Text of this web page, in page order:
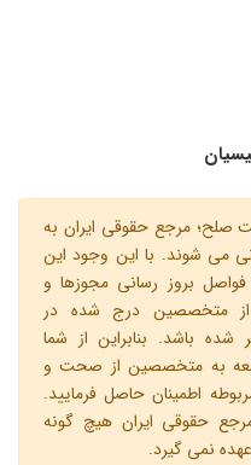
صلح؛ مرجع حقوقی ایران به
می شوند. با این وجود این
بروز رسانی مجوزها و
متخصصین درج شده در
باشد. بنابراین از شما
به متخصصین از صحت و
اطمینان حاصل فرمایید.
حقوقی ایران هیچ گونه
نمی گیرد.